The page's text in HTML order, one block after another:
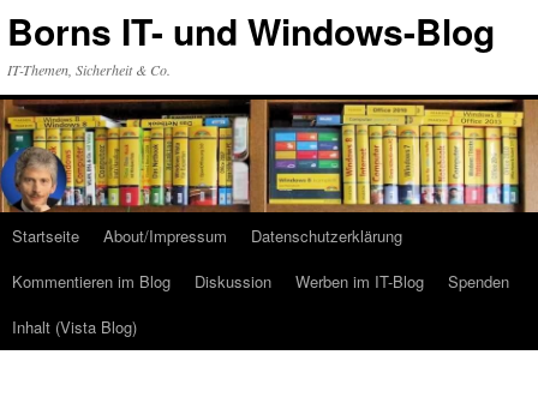
Inhalt
Borns IT- und Windows-Blog
IT-Themen, Sicherheit & Co.
Startseite About/Impressum
Datenschutzerklärung
Kommentieren im Blog
Diskussion Werben im IT-Blog
Spenden
Inhalt (Vista Blog)